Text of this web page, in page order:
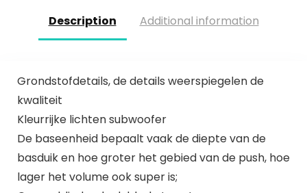
Description Additional information
Grondstofdetails, de details weerspiegelen de
kwaliteit
Kleurrijke lichten subwoofer
De baseenheid bepaalt vaak de diepte van de
basduik en hoe groter het gebied van de push, hoe
lager het volume ook super is;